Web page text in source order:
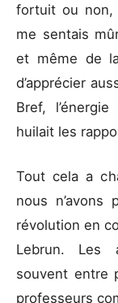
fortuit ou non,
me sentais
et même de
d’apprécier
Bref,
huilait les
Tout cela a
nous n’avons
révolution en
Lebrun. Les
souvent entre
professeurs